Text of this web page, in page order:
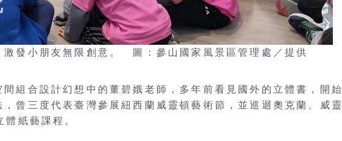
發小朋友無限創意。 圖：參山國家風景區管理處／提供
組合設計幻想中的董碧娥老師，多年前看見國外的立體書，開始
曾三度代表臺灣參展紐西蘭威靈頓藝術節，並巡迴奧克蘭、威靈
紙藝課程。